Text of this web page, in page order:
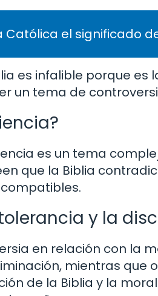
Católica el significado
es infalible porque es
un tema de
es un tema
que la Biblia
y la
en relación con la
mientras que
de la Biblia y la